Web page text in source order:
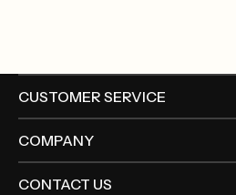
CUSTOMER SERVICE
COMPANY
CONTACT US